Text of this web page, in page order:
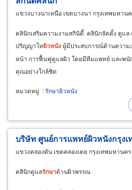
แขวงบางนาเหนือ เขตบางนา กรุงเทพมหาน
คลินิกเสริมความงามสกินิตี้ คลินิกจัดตั้ง ดูแล
ปริญญาโทผิวหนังผู้มีประสบการณ์ด้านความ
หน้า การฟื้นฟูดูแลผิว โดยมีทีมแพทย์ และพ
คุณอย่างใกล้ชิด
หมวดหมู่ :รักษาผิวหนัง
บริษัท ศูนย์การแพทย์ผิวหนังกรุงเ
แขวงคลองตัน เขตคลองเตย กรุงเทพมหานค
คลินิกดูแลรักษาด้านผิวพรรณ